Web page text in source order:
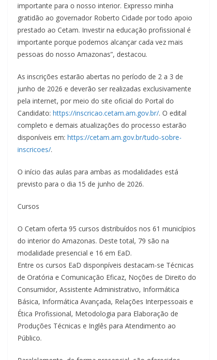
importante para o nosso interior. Expresso minha
gratidão ao governador Roberto Cidade por todo apoio
prestado ao Cetam. Investir na educação profissional é
importante porque podemos alcançar cada vez mais
pessoas do nosso Amazonas”, destacou.
As inscrições estarão abertas no período de 2 a 3 de
junho de 2026 e deverão ser realizadas exclusivamente
pela internet, por meio do site oficial do Portal do
Candidato: https://inscricao.cetam.am.gov.br/. O edital
completo e demais atualizações do processo estarão
disponíveis em: https://cetam.am.gov.br/tudo-sobre-
inscricoes/.
O início das aulas para ambas as modalidades está
previsto para o dia 15 de junho de 2026.
Cursos
O Cetam oferta 95 cursos distribuídos nos 61 municípios
do interior do Amazonas. Deste total, 79 são na
modalidade presencial e 16 em EaD.
Entre os cursos EaD disponpíveis destacam-se Técnicas
de Oratória e Comunicação Eficaz, Noções de Direito do
Consumidor, Assistente Administrativo, Informática
Básica, Informática Avançada, Relações Interpessoais e
Ética Profissional, Metodologia para Elaboração de
Produções Técnicas e Inglês para Atendimento ao
Público.